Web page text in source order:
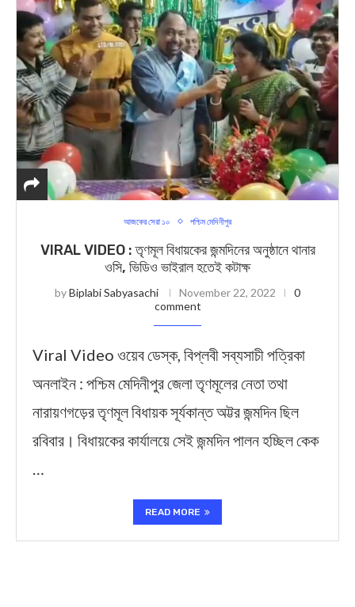
আজকের সেরা ১০ পশ্চিম মেদিনীপুর
VIRAL VIDEO : তৃণমূল বিধায়কের জন্মদিনের অনুষ্ঠানে থানার
ওসি, ভিডিও ভাইরাল হতেই কটাক্ষ
byBiplabi Sabyasachi November 22, 2022
0
comment
Viral Video ওয়েব ডেস্ক, বিপ্লবী সব্যসাচী পত্রিকা
অনলাইন : পশ্চিম মেদিনীপুর জেলা তৃণমূলের নেতা তথা
নারায়ণগড়ের তৃণমূল বিধায়ক সূর্যকান্ত অট্টর জন্মদিন ছিল
রবিবার। বিধায়কের কার্যালয়ে সেই জন্মদিন পালন হচ্ছিল কেক
…
READ MORE